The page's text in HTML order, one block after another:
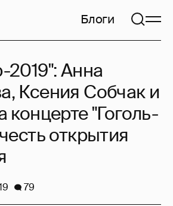
Блоги
2019": Анна
Ксения Собчак и
концерте "Гоголь-
открытия
79